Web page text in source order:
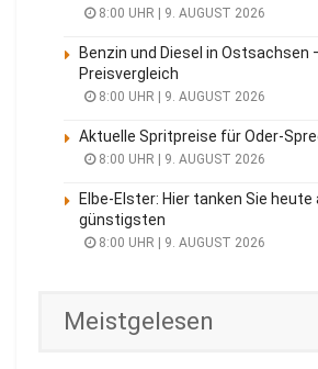
8:00 UHR | 9. AUGUST 2026
Benzin und Diesel in Ostsachsen
Preisvergleich
8:00 UHR | 9. AUGUST 2026
Aktuelle Spritpreise für Oder-
8:00 UHR | 9. AUGUST 2026
Elbe-Elster: Hier tanken Sie heute
günstigsten
8:00 UHR | 9. AUGUST 2026
Meistgelesen